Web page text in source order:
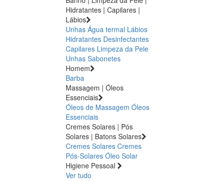
Hidratantes | Capilares |
Lábios
Unhas Água termal Lábios
Hidratantes Desinfectantes
Capilares Limpeza da Pele
Unhas Sabonetes
Homem
Barba
Massagem | Óleos
Essenciais
Óleos de Massagem Óleos
Essenciais
Cremes Solares | Pós
Solares | Batons Solares
Cremes Solares Cremes
Pós-Solares Óleo Solar
Higiene Pessoal
Ver tudo